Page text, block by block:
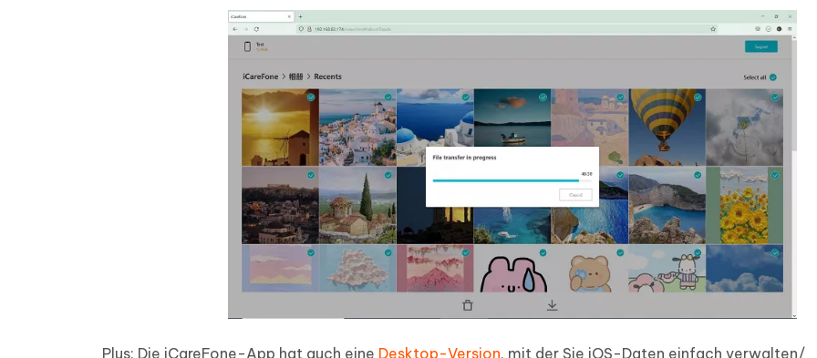
Plus: Die iCareFone-App hat auch eine Desktop-Version, mit der Sie iOS-Daten einfach verwalten/